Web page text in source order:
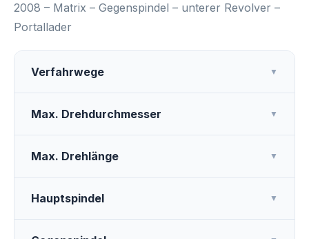
2008 – Matrix – Gegenspindel – unterer Revolver –
Portallader
Verfahrwege ▼
Max. Drehdurchmesser ▼
Max. Drehlänge ▼
Hauptspindel ▼